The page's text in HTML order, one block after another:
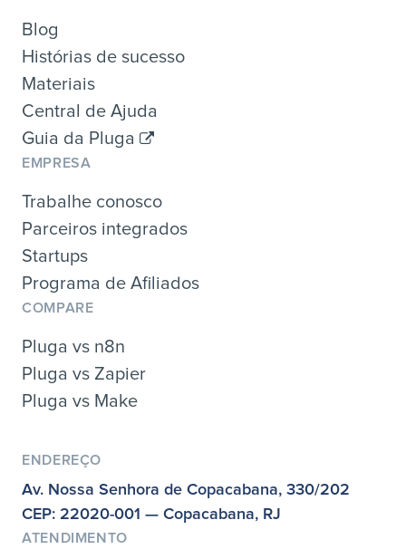
Blog
Histórias de sucesso
Materiais
Central de Ajuda
Guia da Pluga
EMPRESA
Trabalhe conosco
Parceiros integrados
Startups
Programa de Afiliados
COMPARE
Pluga vs n8n
Pluga vs Zapier
Pluga vs Make
ENDEREÇO
Av. Nossa Senhora de Copacabana, 330/202
CEP: 22020-001 — Copacabana, RJ
ATENDIMENTO